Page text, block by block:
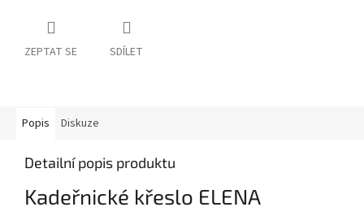
ZEPTAT SE SDÍLET
Popis Diskuze
Detailní popis produktu
Kadeřnické křeslo ELENA